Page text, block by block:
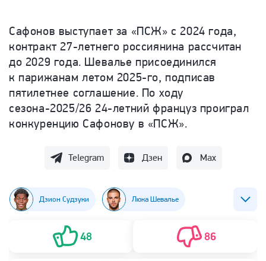
Сафонов выступает за «ПСЖ» с 2024 года,
контракт 27-летнего россиянина рассчитан
до 2029 года. Шевалье присоединился
к парижанам летом 2025-го, подписав
пятилетнее соглашение. По ходу
сезона-2025/26 24-летний француз проиграл
конкуренцию Сафонову в «ПСЖ».
Telegram Дзен Max
Дзион Судзуки Люка Шевалье
Матвей Сафонов
48 86